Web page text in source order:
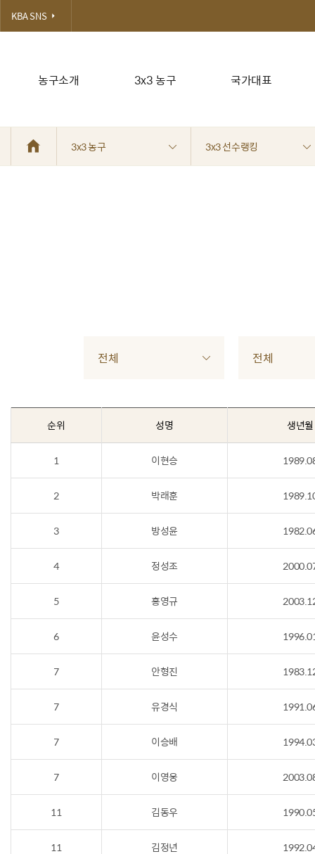
농구소개 3x3 농구 국가대표
KBA SNS
3x3 농구 3x3 선수랭킹
전체 전체
순위 성명 생년월
1 이현승
2 박래훈
3 방성윤
4 정성조
5 홍영규
6 윤성수
7 안형진
7 유경식
7 이승배
7 이영웅
11 김동우
11 김정년